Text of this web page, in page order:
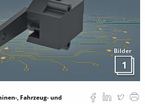
Bilder
1
, Fahrzeug- und